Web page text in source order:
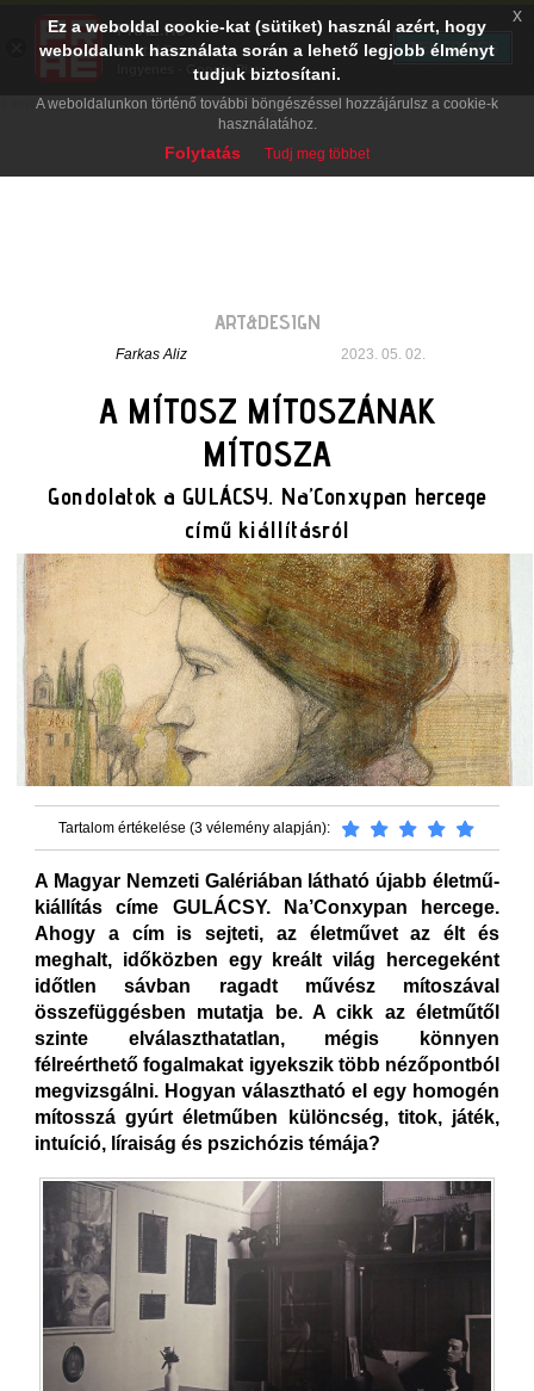
ART&DESIGN
Farkas Aliz 2023. 05. 02.
A MÍTOSZ MÍTOSZÁNAK
MÍTOSZA
Gondolatok a GULÁCSY. Na’Conxypan hercege
című kiállításról
Tartalom értékelése (3 vélemény alapján):
A Magyar Nemzeti Galériában látható újabb életmű-
kiállítás címe GULÁCSY. Na’Conxypan hercege.
Ahogy a cím is sejteti, az életművet az élt és
meghalt, időközben egy kreált világ hercegeként
időtlen sávban ragadt művész mítoszával
összefüggésben mutatja be. A cikk az életműtől
szinte elválaszthatatlan, mégis könnyen
félreérthető fogalmakat igyekszik több nézőpontból
megvizsgálni. Hogyan választható el egy homogén
mítosszá gyúrt életműben különcség, titok, játék,
intuíció, líraiság és pszichózis témája?
Ez a weboldal cookie-kat (sütiket) használ azért, hogy
weboldalunk használata során a lehető legjobb élményt
tudjuk biztosítani.
A weboldalunkon történő további böngészéssel hozzájárulsz a cookie-k
használatához.
Folytatás Tudj meg többet
x
PRAE.HU
Digital Evolution
Ingyenes - Google Play
TELEPÍTÉS